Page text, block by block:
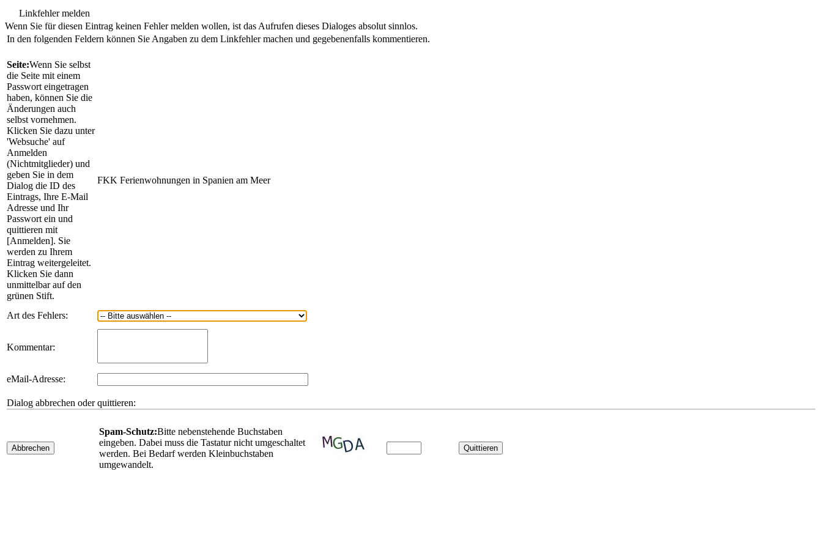
Linkfehler melden
Wenn Sie für diesen Eintrag keinen Fehler melden wollen, ist das Aufrufen dieses Dialoges absolut sinnlos.
In den folgenden Feldern können Sie Angaben zu dem Linkfehler machen und gegebenenfalls kommentieren.
Seite:Wenn Sie selbst
die Seite mit einem
Passwort eingetragen
haben, können Sie die
Änderungen auch
selbst vornehmen.
Klicken Sie dazu unter
'Websuche' auf
Anmelden
(Nichtmitglieder) und
geben Sie in dem
Dialog die ID des
Eintrags, Ihre E-Mail
Adresse und Ihr
Passwort ein und
quittieren mit
[Anmelden]. Sie
werden zu Ihrem
Eintrag weitergeleitet.
Klicken Sie dann
unmittelbar auf den
grünen Stift.
FKK Ferienwohnungen in Spanien am Meer
Art des Fehlers:
Kommentar:
eMail-Adresse:
Dialog abbrechen oder quittieren:
Abbrechen
Spam-Schutz:Bitte nebenstehende Buchstaben
eingeben. Dabei muss die Tastatur nicht umgeschaltet
werden. Bei Bedarf werden Kleinbuchstaben
umgewandelt.
Quittieren